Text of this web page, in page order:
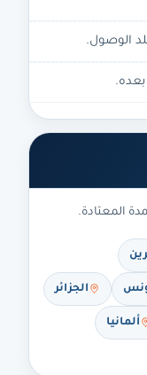
الوصول.
المعتادة.
الجزائر
ألمانيا